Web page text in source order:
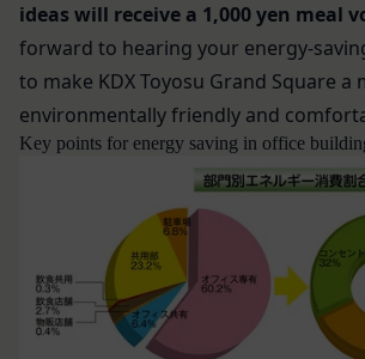
ideas will receive a 1,000 yen meal
forward to hearing your energy-
to make KDX Toyosu Grand Square a
environmentally friendly and
Key points for energy saving in office
外部サービスでお客様が利用するID
外部サービスのプライバシー設定に
携先に開示を認めた情報を取得するこ
取得した個人情報等の利用目的
当社は、お客様からご提供いただいた
を、当社各サービスの利用規約におい
目的の範囲内で利用します。
Cookie（クッキー）について
当社は、お客様にとってより使いや
ある情報を提供するためにCookie(以
ー」といいます。これに類似の技術
を使用することがあります。
提携するサービス（以下「提携サー
す。）を提供し、又はその運営を行
す。
第2条（総則・適用範囲）
本規約は、会員と当社間において本サ
提供条件及び当社と会員との権利義務
ものです。
当社が、当社ウェブサイト上に本サー
個別規定や追加規定を掲載する場合、
に定める方法により本サービスに関す
発信する場合、それらは本規約の一部